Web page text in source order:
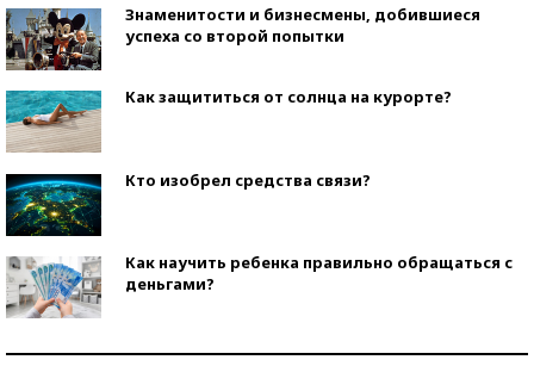
Знаменитости и бизнесмены, добившиеся
успеха со второй попытки
Как защититься от солнца на курорте?
Кто изобрел средства связи?
Как научить ребенка правильно обращаться с
деньгами?